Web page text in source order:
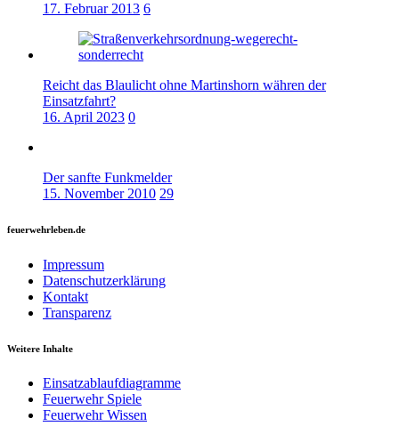
17. Februar 2013 6
Reicht das Blaulicht ohne Martinshorn währen der
Einsatzfahrt?
16. April 2023 0
Der sanfte Funkmelder
15. November 2010 29
feuerwehrleben.de
Impressum
Datenschutzerklärung
Kontakt
Transparenz
Weitere Inhalte
Einsatzablaufdiagramme
Feuerwehr Spiele
Feuerwehr Wissen